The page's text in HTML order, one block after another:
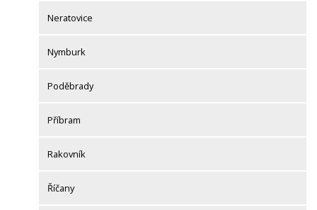
Neratovice
Nymburk
Poděbrady
Příbram
Rakovník
Říčany